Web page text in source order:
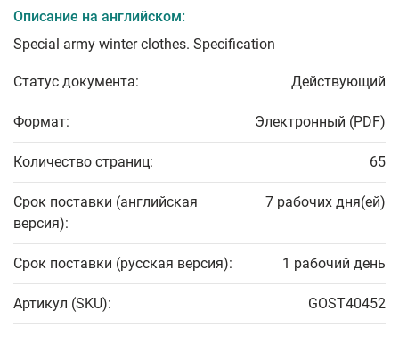
Описание на английском:
Special army winter clothes. Specification
Статус документа: Действующий
Формат: Электронный (PDF)
Количество страниц: 65
Срок поставки (английская
версия):
7 рабочих дня(ей)
Срок поставки (русская версия): 1 рабочий день
Артикул (SKU): GOST40452